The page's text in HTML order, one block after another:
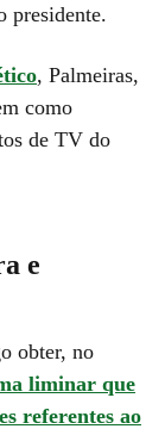
presidente.
, Palmeiras,
como
de TV do
e
obter, no
liminar que
referentes ao